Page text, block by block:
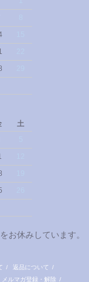
土
お休みしています。
/ 返品について /
メルマガ登録・解除 /